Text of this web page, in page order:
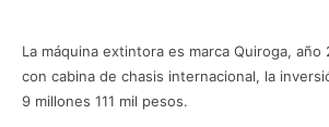
La máquina extintora es marca Quiroga, año
con cabina de chasis internacional, la
9 millones 111 mil pesos.